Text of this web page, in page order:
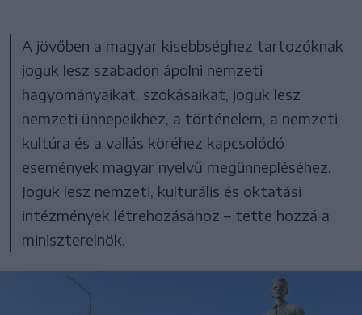
A jövőben a magyar kisebbséghez tartozóknak
joguk lesz szabadon ápolni nemzeti
hagyományaikat, szokásaikat, joguk lesz
nemzeti ünnepeikhez, a történelem, a nemzeti
kultúra és a vallás köréhez kapcsolódó
események magyar nyelvű megünnepléséhez.
Joguk lesz nemzeti, kulturális és oktatási
intézmények létrehozásához – tette hozzá a
miniszterelnök.